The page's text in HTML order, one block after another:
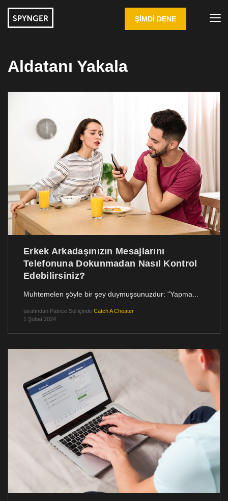
ŞIMDI DENE
Aldatanı Yakala
Erkek Arkadaşınızın Mesajlarını
Telefonuna Dokunmadan Nasıl Kontrol
Edebilirsiniz?
Muhtemelen şöyle bir şey duymuşsunuzdur: "Yapma...
tarafından Patrice Sol içinde Catch A Cheater
1 Şubat 2024